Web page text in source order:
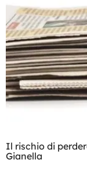
Il rischio di
Gianella